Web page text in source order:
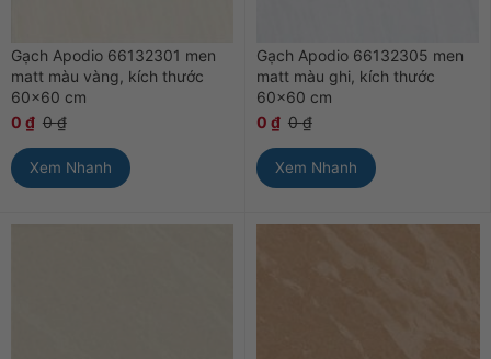
Gạch Apodio 66132301 men
matt màu vàng, kích thước
60×60 cm
0 ₫ 0₫
Xem Nhanh
Gạch Apodio 66132305 men
matt màu ghi, kích thước
60×60 cm
0 ₫ 0₫
Xem Nhanh